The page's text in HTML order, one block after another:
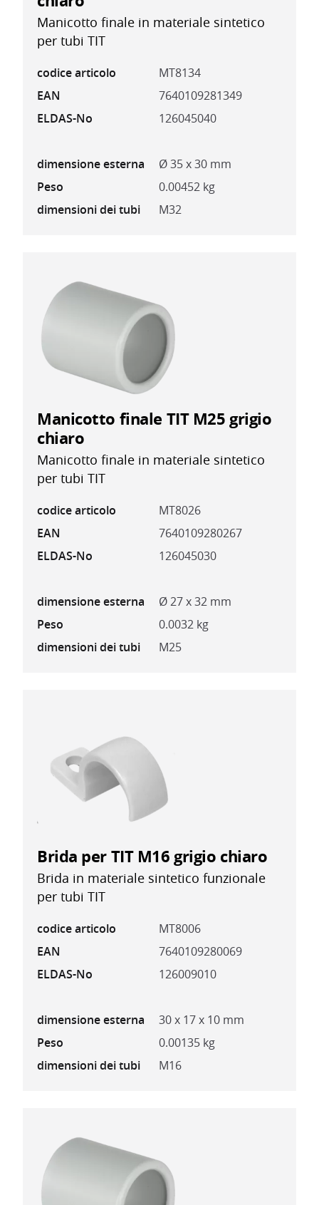
Manicotto finale in materiale sintetico
per tubi TIT
codice articolo
MT8134
EAN
7640109281349
ELDAS-No
126045040
dimensione esterna
Ø 35 x 30 mm
Peso
0.00452 kg
dimensioni dei tubi
M32
Manicotto finale TIT M25 grigio
chiaro
Manicotto finale in materiale sintetico
per tubi TIT
codice articolo
MT8026
EAN
7640109280267
ELDAS-No
126045030
dimensione esterna
Ø 27 x 32 mm
Peso
0.0032 kg
dimensioni dei tubi
M25
Brida per TIT M16 grigio chiaro
Brida in materiale sintetico funzionale
per tubi TIT
codice articolo
MT8006
EAN
7640109280069
ELDAS-No
126009010
dimensione esterna
30 x 17 x 10 mm
Peso
0.00135 kg
dimensioni dei tubi
M16